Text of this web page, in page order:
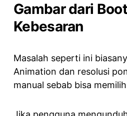
Gambar dari
Kebesaran
Masalah seperti ini
Animation dan resolusi
manual sebab bisa